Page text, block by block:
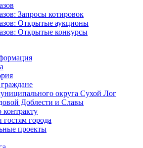
Запросы котировок
Открытые аукционы
Открытые конкурсы
округа Сухой Лог
Доблести и Славы
города
проекты